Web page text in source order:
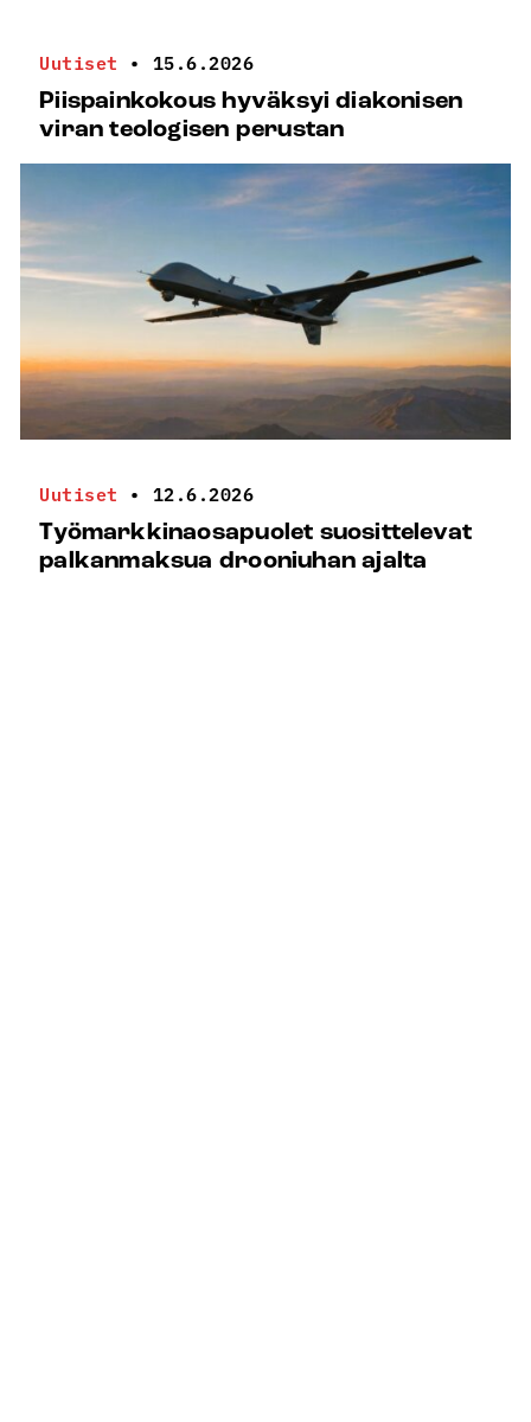
Uutiset • 15.6.2026
Piispainkokous hyväksyi diakonisen
viran teologisen perustan
Uutiset • 12.6.2026
Työmarkkinaosapuolet suosittelevat
palkanmaksua drooniuhan ajalta